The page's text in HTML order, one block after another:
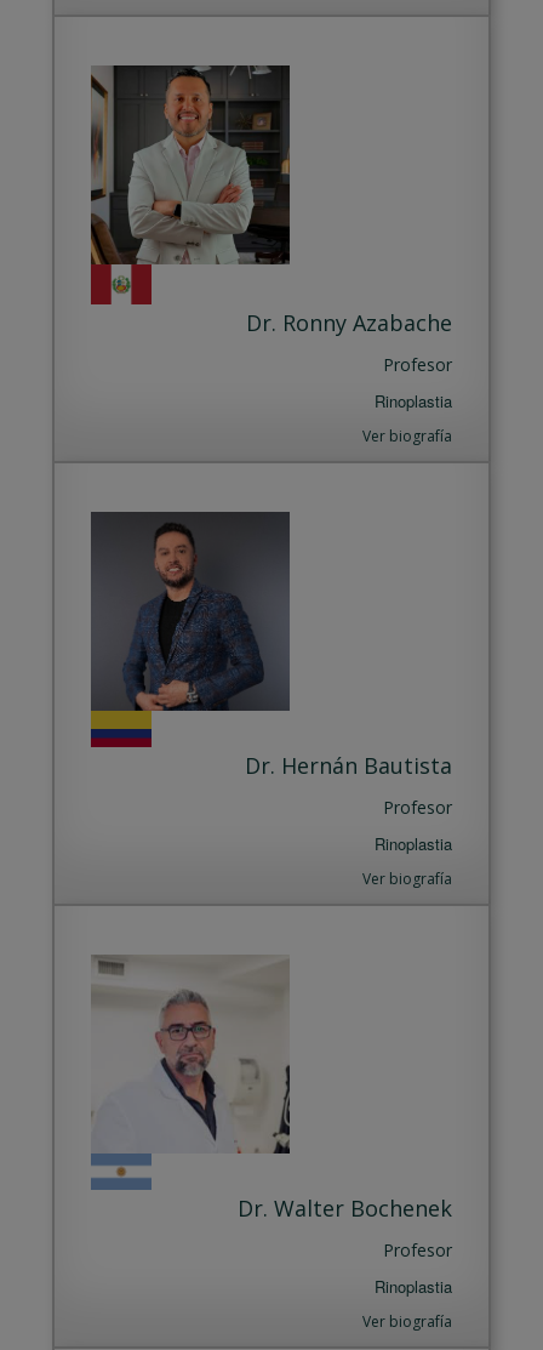
Dr. Ronny Azabache
Profesor
Rinoplastia
Ver biografía
Dr. Hernán Bautista
Profesor
Rinoplastia
Ver biografía
Dr. Walter Bochenek
Profesor
Rinoplastia
Ver biografía